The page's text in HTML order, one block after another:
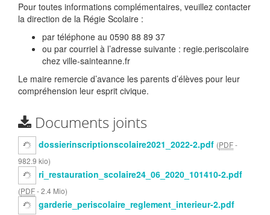
Pour toutes informations complémentaires, veuillez contacter
la direction de la Régie Scolaire :
par téléphone au 0590 88 89 37
ou par courriel à l’adresse suivante : regie.periscolaire
chez ville-sainteanne.fr
Le maire remercie d’avance les parents d’élèves pour leur
compréhension leur esprit civique.
Documents joints
dossierinscriptionscolaire2021_2022-2.pdf (PDF-
982.9 kio)
ri_restauration_scolaire24_06_2020_101410-2.pdf
(PDF-2.4 Mio)
garderie_periscolaire_reglement_interieur-2.pdf